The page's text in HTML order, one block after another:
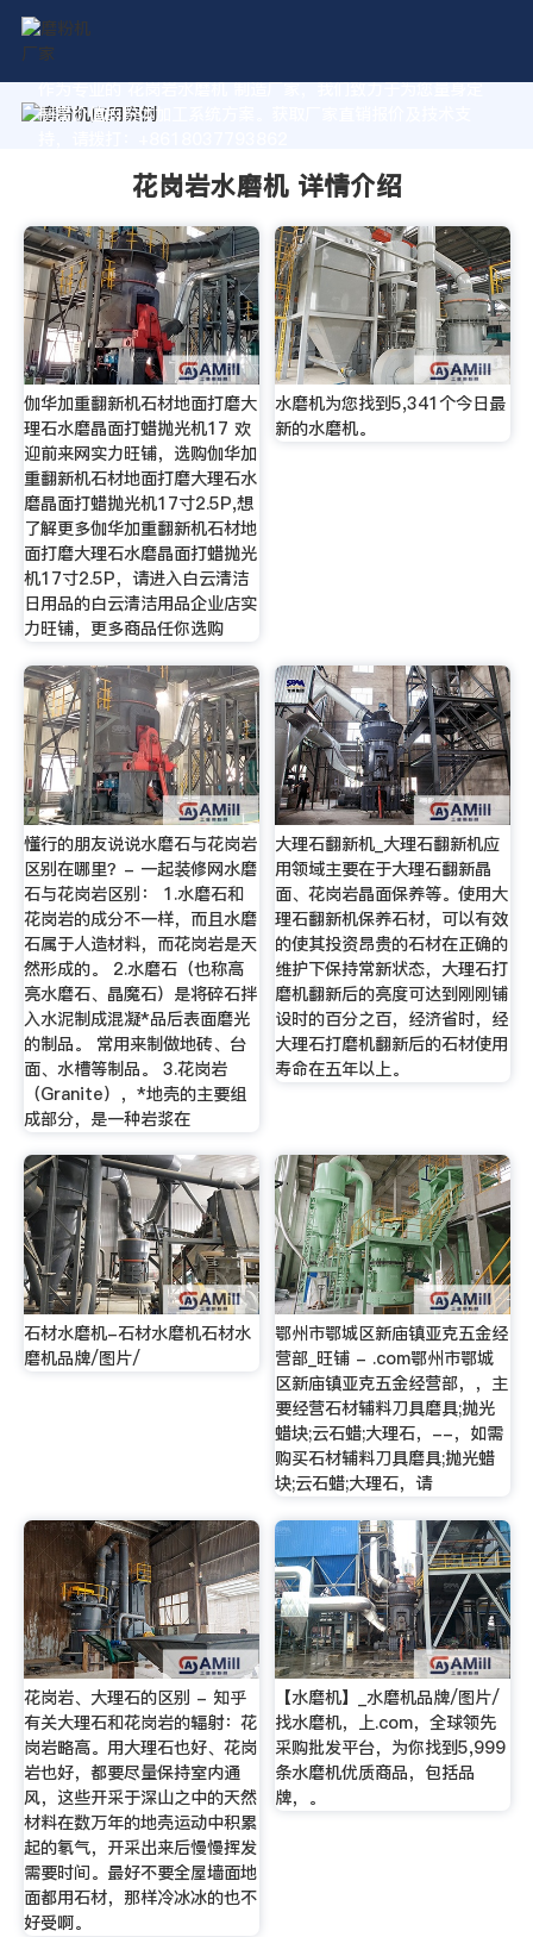
作为专业的 花岗岩水磨机 制造厂家，我们致力于为您量身定
制高价值的粉体加工系统方案。获取厂家直销报价及技术支
花岗岩水磨机 详情介绍
伽华加重翻新机石材地面打磨大
理石水磨晶面打蜡抛光机17 欢
迎前来网实力旺铺，选购伽华加
重翻新机石材地面打磨大理石水
磨晶面打蜡抛光机17寸2.5P,想
了解更多伽华加重翻新机石材地
面打磨大理石水磨晶面打蜡抛光
机17寸2.5P，请进入白云清洁
日用品的白云清洁用品企业店实
力旺铺，更多商品任你选购
水磨机为您找到5,341个今日最
新的水磨机。
懂行的朋友说说水磨石与花岗岩
区别在哪里？- 一起装修网水磨
石与花岗岩区别： 1.水磨石和
花岗岩的成分不一样，而且水磨
石属于人造材料，而花岗岩是天
然形成的。 2.水磨石（也称高
亮水磨石、晶魔石）是将碎石拌
入水泥制成混凝*品后表面磨光
的制品。 常用来制做地砖、台
面、水槽等制品。 3.花岗岩
（Granite），*地壳的主要组
成部分，是一种岩浆在
大理石翻新机_大理石翻新机应
用领域主要在于大理石翻新晶
面、花岗岩晶面保养等。使用大
理石翻新机保养石材，可以有效
的使其投资昂贵的石材在正确的
维护下保持常新状态，大理石打
磨机翻新后的亮度可达到刚刚铺
设时的百分之百，经济省时，经
大理石打磨机翻新后的石材使用
寿命在五年以上。
石材水磨机-石材水磨机石材水
磨机品牌/图片/
鄂州市鄂城区新庙镇亚克五金经
营部_旺铺 - .com鄂州市鄂城
区新庙镇亚克五金经营部，，主
要经营石材辅料刀具磨具;抛光
蜡块;云石蜡;大理石，--，如需
购买石材辅料刀具磨具;抛光蜡
块;云石蜡;大理石，请
花岗岩、大理石的区别 - 知乎
有关大理石和花岗岩的辐射：花
岗岩略高。用大理石也好、花岗
岩也好，都要尽量保持室内通
风，这些开采于深山之中的天然
材料在数万年的地壳运动中积累
起的氡气，开采出来后慢慢挥发
需要时间。最好不要全屋墙面地
面都用石材，那样冷冰冰的也不
好受啊。
【水磨机】_水磨机品牌/图片/
找水磨机，上.com，全球领先
采购批发平台，为你找到5,999
条水磨机优质商品，包括品
牌，。